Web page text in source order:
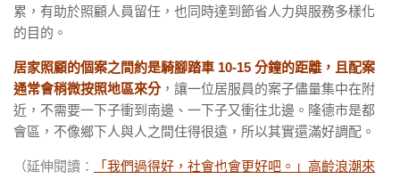
累，有助於照顧人員留任，也同時達到節省人力與服務多樣化
的目的。
居家照顧的個案之間約是騎腳踏車 10-15 分鐘的距離，且配案
通常會稍微按照地區來分，讓一位居服員的案子儘量集中在附
近，不需要一下子衝到南邊、一下子又衝往北邊。隆德市是都
會區，不像鄉下人與人之間住得很遠，所以其實還滿好調配。
（延伸閱讀：
「我們過得好，社會也會更好吧。」高齡浪潮來